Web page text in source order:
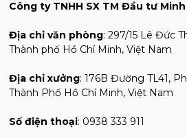
Công tyTNHH SX TM Đầu tư
Địa chỉ văn phòng: 297/15 Lê Đức
Thành phố Hồ Chí Minh, Việt Nam
Địa chỉ xưởng: 176B Đường TL41,
Thành Phố Hồ Chí Minh, Việt Nam
Số điện thoại: 0938 333 911